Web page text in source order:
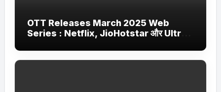
OTT Releases March 2025 Web
Series : Netflix, JioHotstar और Ultra